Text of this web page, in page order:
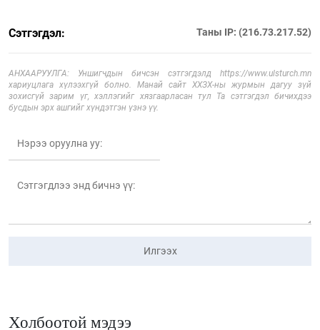
Сэтгэгдэл: Таны IP: (216.73.217.52)
АНХААРУУЛГА: Уншигчдын бичсэн сэтгэгдэлд https://www.ulsturch.mn
хариуцлага хүлээхгүй болно. Манай сайт ХХЗХ-ны журмын дагуу зүй
зохисгүй зарим үг, хэллэгийг хязгаарласан тул Та сэтгэгдэл бичихдээ
бусдын эрх ашгийг хүндэтгэн үзнэ үү.
Илгээх
Холбоотой мэдээ